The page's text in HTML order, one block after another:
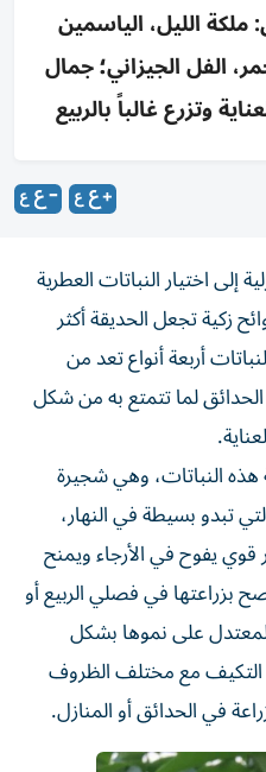
ملكة الليل، الياسمين
الفل الجيزاني؛ جمال
وتزرع غالباً بالربيع
إلى اختيار النباتات العطرية
زكية تجعل الحديقة أكثر
أربعة أنواع تعد من
لما تتمتع به من شكل
النباتات، وهي شجيرة
تبدو بسيطة في النهار،
قوي يفوح في الأرجاء ويمنح
بزراعتها في فصلي الربيع أو
على نموها بشكل
مع مختلف الظروف
في الحدائق أو المنازل.